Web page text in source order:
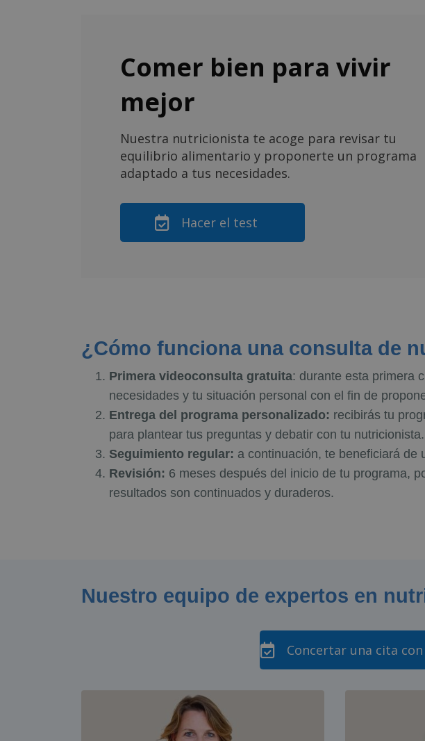
Comer bien para vivir
mejor
Nuestra nutricionista te acoge para revisar tu
equilibrio alimentario y proponerte un programa
adaptado a tus necesidades.
Hacer el test
¿Cómo funciona una consulta de
Primera videoconsulta gratuita: durante esta primera
necesidades y tu situación personal con el fin de
Entrega del programa personalizado: recibirás tu
para plantear tus preguntas y debatir con tu nutricionista.
Seguimiento regular: a continuación, te beneficiará de
Revisión: 6 meses después del inicio de tu programa,
resultados son continuados y duraderos.
Nuestro equipo de expertos en
Concertar una cita